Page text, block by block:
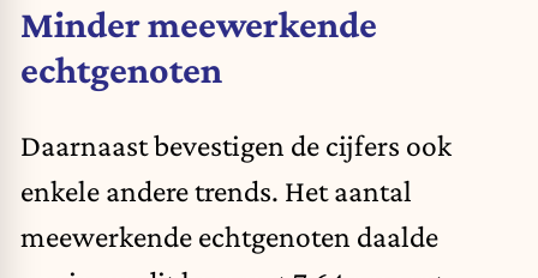
Minder meewerkende
echtgenoten
Daarnaast bevestigen de cijfers ook
enkele andere trends. Het aantal
meewerkende echtgenoten daalde